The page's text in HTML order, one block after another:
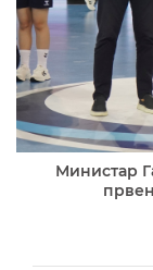
Министар